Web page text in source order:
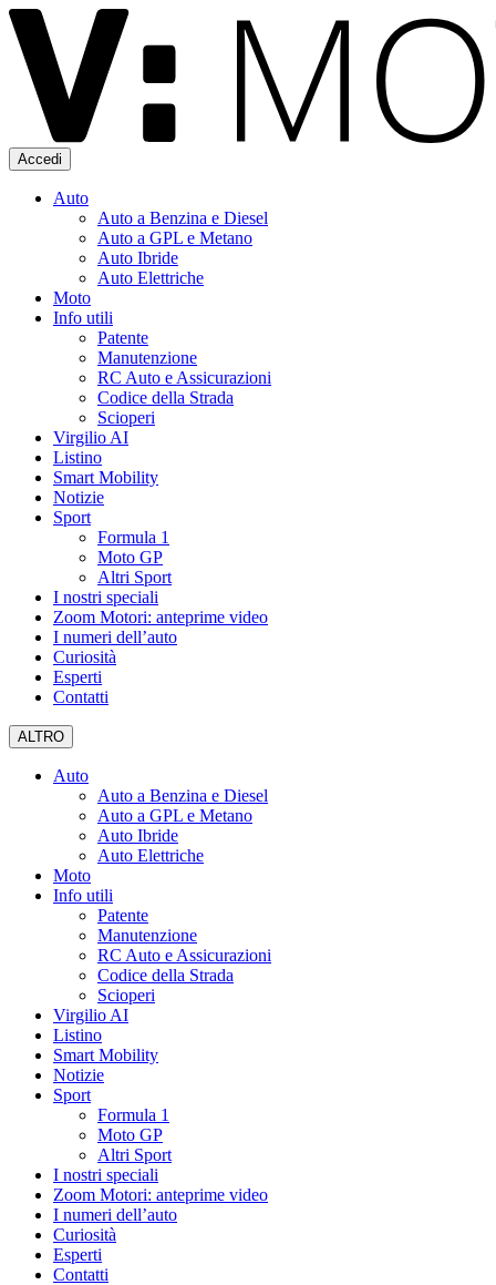
Accedi
Auto
Auto a Benzina e Diesel
Auto a GPL e Metano
Auto Ibride
Auto Elettriche
Moto
Info utili
Patente
Manutenzione
RC Auto e Assicurazioni
Codice della Strada
Scioperi
Virgilio AI
Listino
Smart Mobility
Notizie
Sport
Formula 1
Moto GP
Altri Sport
I nostri speciali
Zoom Motori: anteprime video
I numeri dell’auto
Curiosità
Esperti
Contatti
ALTRO
Auto
Auto a Benzina e Diesel
Auto a GPL e Metano
Auto Ibride
Auto Elettriche
Moto
Info utili
Patente
Manutenzione
RC Auto e Assicurazioni
Codice della Strada
Scioperi
Virgilio AI
Listino
Smart Mobility
Notizie
Sport
Formula 1
Moto GP
Altri Sport
I nostri speciali
Zoom Motori: anteprime video
I numeri dell’auto
Curiosità
Esperti
Contatti